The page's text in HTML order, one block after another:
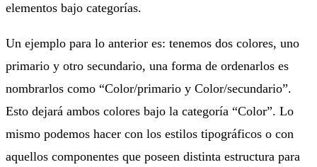
elementos bajo categorías.
Un ejemplo para lo anterior es: tenemos dos colores, uno
primario y otro secundario, una forma de ordenarlos es
nombrarlos como “Color/primario y Color/secundario”.
Esto dejará ambos colores bajo la categoría “Color”. Lo
mismo podemos hacer con los estilos tipográficos o con
aquellos componentes que poseen distinta estructura para